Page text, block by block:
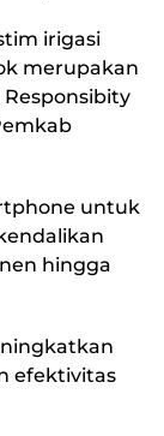
irigasi
merupakan
untuk
hingga
efektivitas